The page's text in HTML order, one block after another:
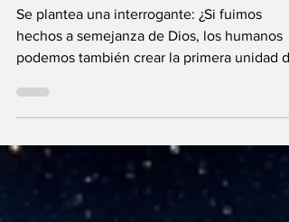
los seres humanos?
hechos a semejanza de Dios, los humanos
podemos también crear la primera unidad
sintética desarrollada en laboratorio abre
nueva era científica que desafía nuestras
ideas sobre la creación... ¿Podemos crear